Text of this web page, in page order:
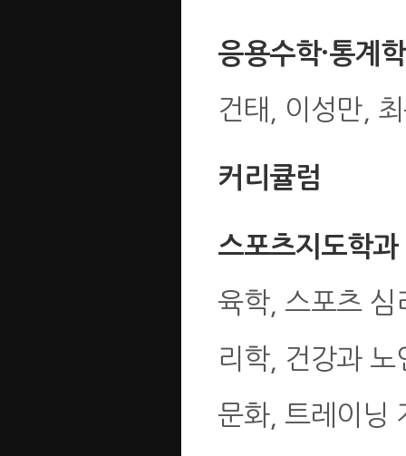
응용수학·통계
건태, 이성만,
커리큘럼
스포츠지도학과
육학, 스포츠 심
리학, 건강과
문화, 트레이닝